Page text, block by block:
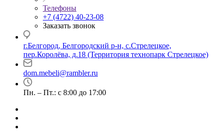
Телефоны
+7 (4722) 40-23-08
Заказать звонок
г.Белгород, Белгородский р-н, с.Стрелецкое,
пер.Королёва, д.18 (Территория технопарк Стрелецкое)
dom.mebeli@rambler.ru
Пн. – Пт.: с 8:00 до 17:00